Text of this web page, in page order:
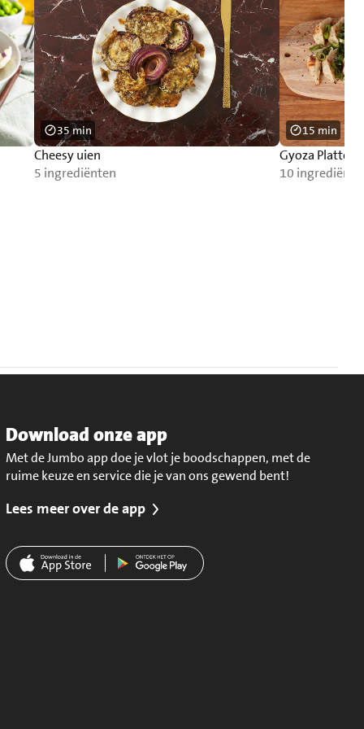
Cheesy uien
5 ingrediënten
35 min
Gyoza Platter
10
15 min
Download onze app
Met de Jumbo app doe je vlot je boodschappen, met de
ruime keuze en service die je van ons gewend bent!
Lees meer over de app